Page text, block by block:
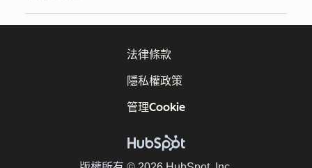
法律條款
隱私權政策
管理Cookie